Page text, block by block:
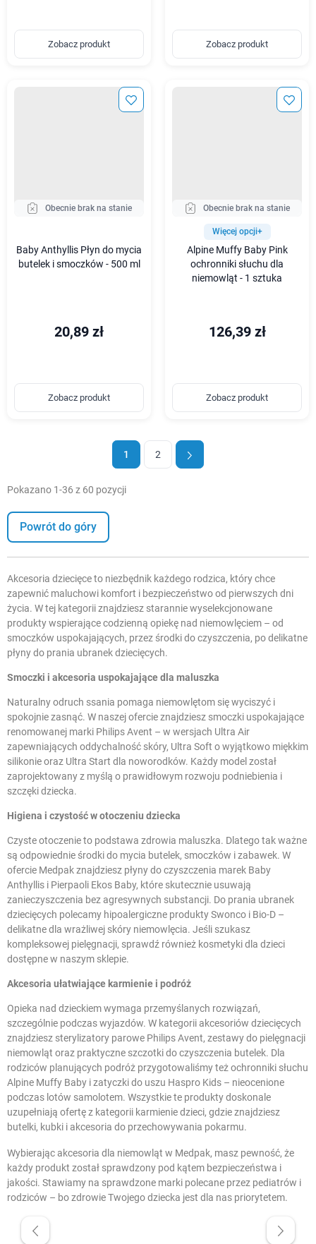
Zobacz produkt Zobacz produkt
Obecnie brak na stanie
Baby Anthyllis Płyn do mycia
butelek i smoczków - 500 ml
20,89 zł
Zobacz produkt
Obecnie brak na stanie
Więcej opcji+
Alpine Muffy Baby Pink
ochronniki słuchu dla
niemowląt - 1 sztuka
126,39 zł
Zobacz produkt
1 2
Pokazano 1-36 z 60 pozycji
Powrót do góry
Akcesoria dziecięce to niezbędnik każdego rodzica, który chce
zapewnić maluchowi komfort i bezpieczeństwo od pierwszych dni
życia. W tej kategorii znajdziesz starannie wyselekcjonowane
produkty wspierające codzienną opiekę nad niemowlęciem – od
smoczków uspokajających, przez środki do czyszczenia, po delikatne
płyny do prania ubranek dziecięcych.
Smoczki i akcesoria uspokajające dla maluszka
Naturalny odruch ssania pomaga niemowlętom się wyciszyć i
spokojnie zasnąć. W naszej ofercie znajdziesz smoczki uspokajające
renomowanej marki Philips Avent – w wersjach Ultra Air
zapewniających oddychalność skóry, Ultra Soft o wyjątkowo miękkim
silikonie oraz Ultra Start dla noworodków. Każdy model został
zaprojektowany z myślą o prawidłowym rozwoju podniebienia i
szczęki dziecka.
Higiena i czystość w otoczeniu dziecka
Czyste otoczenie to podstawa zdrowia maluszka. Dlatego tak ważne
są odpowiednie środki do mycia butelek, smoczków i zabawek. W
ofercie Medpak znajdziesz płyny do czyszczenia marek Baby
Anthyllis i Pierpaoli Ekos Baby, które skutecznie usuwają
zanieczyszczenia bez agresywnych substancji. Do prania ubranek
dziecięcych polecamy hipoalergiczne produkty Swonco i Bio-D –
delikatne dla wrażliwej skóry niemowlęcia. Jeśli szukasz
kompleksowej pielęgnacji, sprawdź również kosmetyki dla dzieci
dostępne w naszym sklepie.
Akcesoria ułatwiające karmienie i podróż
Opieka nad dzieckiem wymaga przemyślanych rozwiązań,
szczególnie podczas wyjazdów. W kategorii akcesoriów dziecięcych
znajdziesz sterylizatory parowe Philips Avent, zestawy do pielęgnacji
niemowląt oraz praktyczne szczotki do czyszczenia butelek. Dla
rodziców planujących podróż przygotowaliśmy też ochronniki słuchu
Alpine Muffy Baby i zatyczki do uszu Haspro Kids – nieocenione
podczas lotów samolotem. Wszystkie te produkty doskonale
uzupełniają ofertę z kategorii karmienie dzieci, gdzie znajdziesz
butelki, kubki i akcesoria do przechowywania pokarmu.
Wybierając akcesoria dla niemowląt w Medpak, masz pewność, że
każdy produkt został sprawdzony pod kątem bezpieczeństwa i
jakości. Stawiamy na sprawdzone marki polecane przez pediatrów i
rodziców – bo zdrowie Twojego dziecka jest dla nas priorytetem.